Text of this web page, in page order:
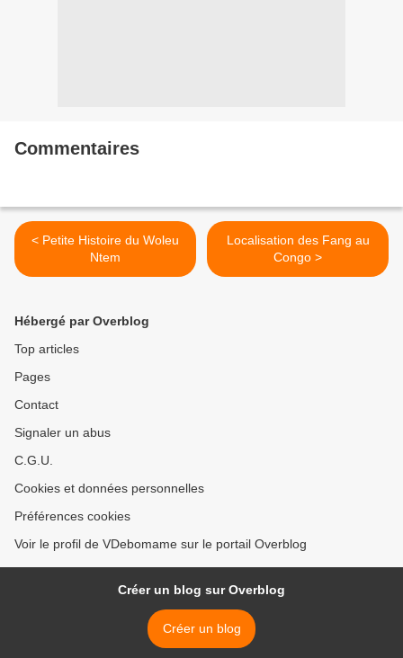
Commentaires
< Petite Histoire du Woleu
Ntem
Localisation des Fang au
Congo >
Hébergé par Overblog
Top articles
Pages
Contact
Signaler un abus
C.G.U.
Cookies et données personnelles
Préférences cookies
Voir le profil de VDebomame sur le portail Overblog
Créer un blog sur Overblog
Créer un blog